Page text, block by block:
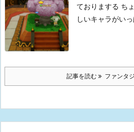
ておりまする ち
しいキャラがい
記事を読む ファンタ